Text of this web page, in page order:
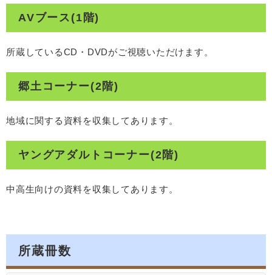
AVブース(1階)
所蔵しているCD・DVDがご視聴いただけます。
郷土コーナー(2階)
地域に関する資料を収集してあります。
ヤングアダルトコーナー(2階)
中高生向けの資料を収集してあります。
所蔵冊数